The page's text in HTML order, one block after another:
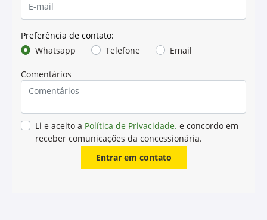
SAE 15W-40
O TORQ-GARD™ II (API CI-4) é um óleo multiviscoso, de
para os motores diesel John Deere e, também, para os
motores de outros fabricantes. Este óleo é
recomendado para motores de alto rendimento, como
aplicação permite melhor desempenho e aumento da
vida útil do motor e melhor aproveitamento da